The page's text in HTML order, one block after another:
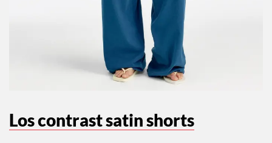
Los contrast satin shorts